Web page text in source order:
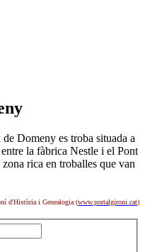
Domeny es troba situada a
la fàbrica Nestle i el Pont
rica en troballes que van
d'Història i Genealogia (www.portalgironi.cat)